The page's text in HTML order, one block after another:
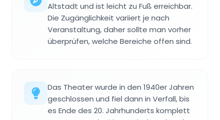
Altstadt und ist leicht zu Fuß erreichbar.
Die Zugänglichkeit variiert je nach
Veranstaltung, daher sollte man vorher
überprüfen, welche Bereiche offen sind.
Das Theater wurde in den 1940er Jahren
geschlossen und fiel dann in Verfall, bis
es Ende des 20. Jahrhunderts komplett